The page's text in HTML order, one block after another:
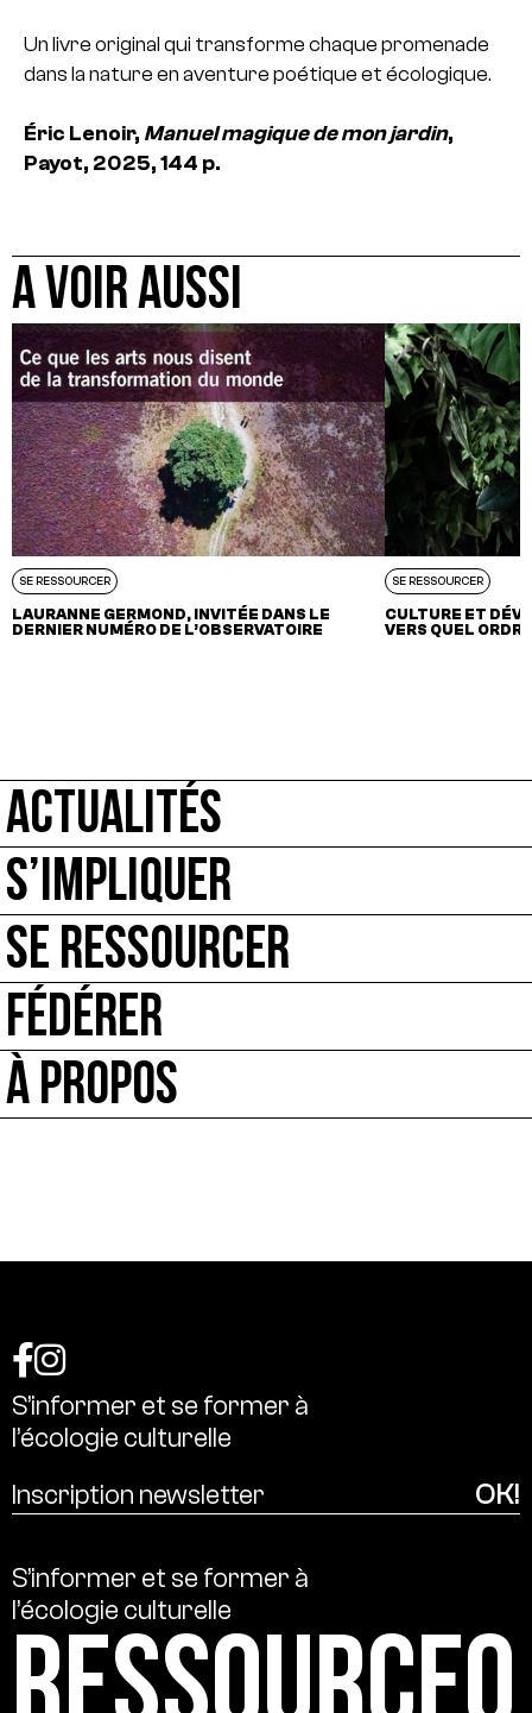
Un livre original qui transforme chaque promenade
dans la nature en aventure poétique et écologique.
Éric Lenoir, Manuel magique de mon jardin,
Payot, 2025, 144 p.
A VOIR AUSSI
SE RESSOURCER
LAURANNE GERMOND, INVITÉE DANS LE
DERNIER NUMÉRO DE L’OBSERVATOIRE
SE RESSOURCER
CULTURE ET
VERS QUEL
ACTUALITÉS
S’IMPLIQUER
SE RESSOURCER
FÉDÉRER
À PROPOS
S’informer et se former à
l’écologie culturelle
S’informer et se former à
l’écologie culturelle